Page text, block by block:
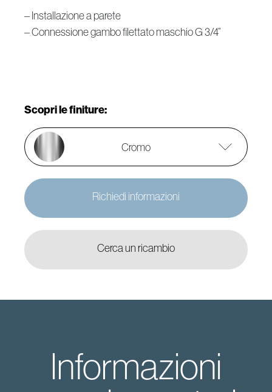
– Installazione a parete
– Connessione gambo filettato maschio G 3/4”
Scopri le finiture:
Cromo
Richiedi informazioni
Cerca un ricambio
Informazioni